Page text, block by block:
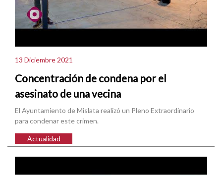
13 Diciembre 2021
Concentración de condena por el
asesinato de una vecina
El Ayuntamiento de Mislata realizó un Pleno Extraordinario
para condenar este crimen.
Actualidad